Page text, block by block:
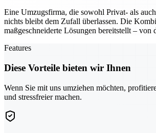
Eine Umzugsfirma, die sowohl Privat- als
nichts bleibt dem Zufall überlassen. Die
maßgeschneiderte Lösungen bereitstellt –
Features
Diese Vorteile bieten wir Ihnen
Wenn Sie mit uns umziehen möchten,
und stressfreier machen.